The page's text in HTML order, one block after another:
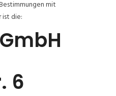
mit
die:
6